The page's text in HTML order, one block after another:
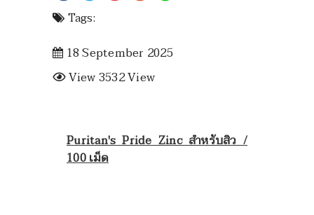
Tags:
18 September 2025
View 3532 View
Puritan's Pride Zinc สำหรับสิว /
100 เม็ด